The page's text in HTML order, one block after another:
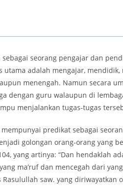
seorang pengajar dan
adalah mengajar,
menengah. Namun secara
dengan guru walaupun di
menjalankan tugas-tugas
predikat sebagai
golongan orang-orang yang
yang artinya: “Dan hendaklah
ma’ruf dan mencegah dari
saw. yang diriwayatkan